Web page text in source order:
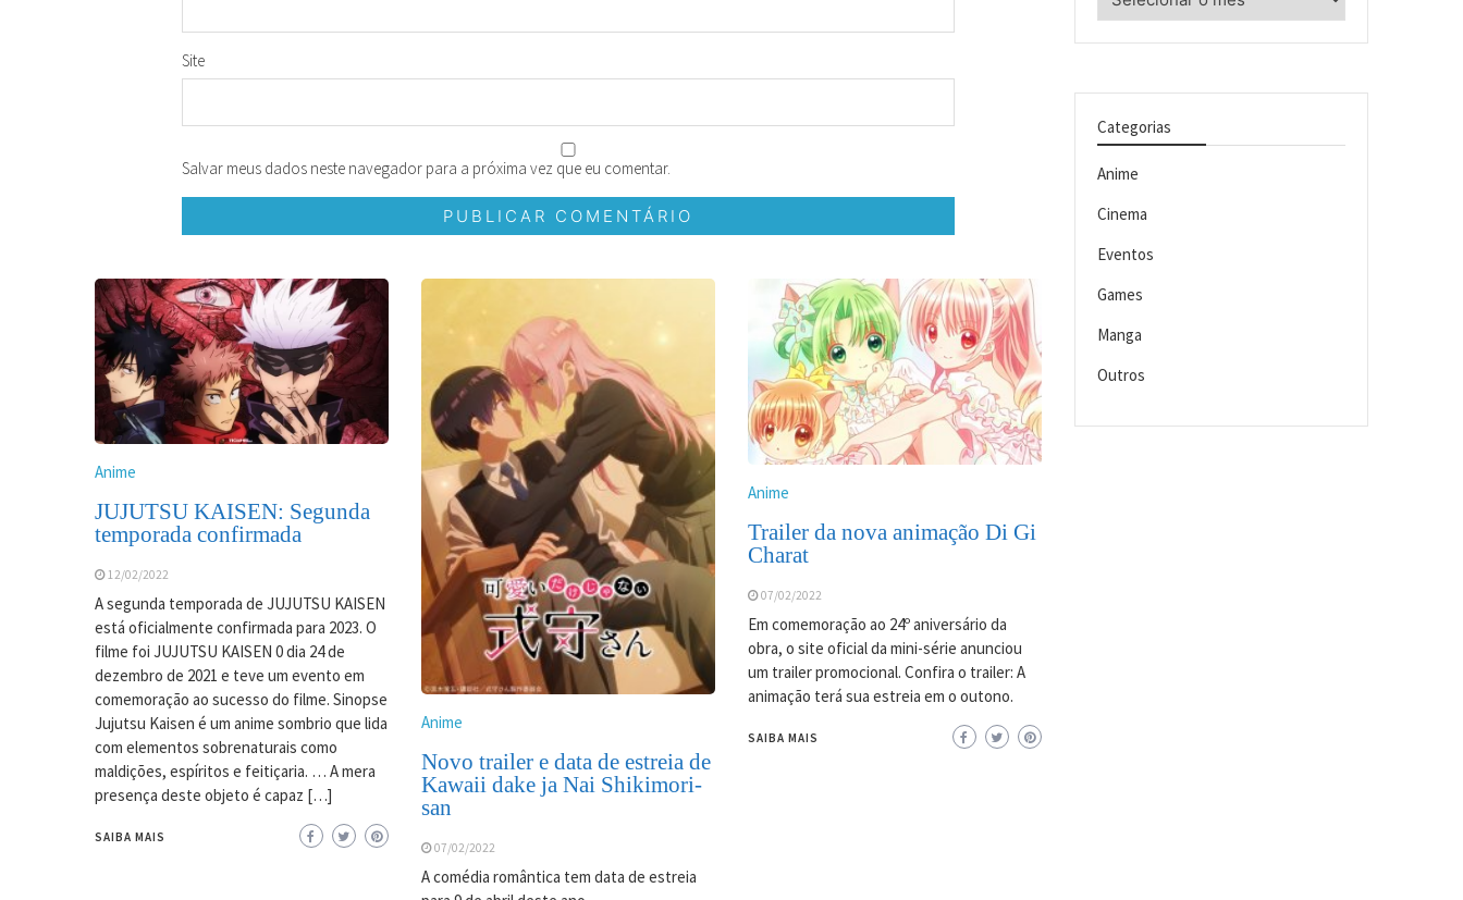
Site
Salvar meus dados neste navegador para a próxima vez que eu comentar.
Anime
JUJUTSU KAISEN: Segunda
temporada confirmada
12/02/2022
A segunda temporada de JUJUTSU KAISEN
está oficialmente confirmada para 2023. O
filme foi JUJUTSU KAISEN 0 dia 24 de
dezembro de 2021 e teve um evento em
comemoração ao sucesso do filme. Sinopse
Jujutsu Kaisen é um anime sombrio que lida
com elementos sobrenaturais como
maldições, espíritos e feitiçaria. … A mera
presença deste objeto é capaz […]
SAIBA MAIS
Anime
Novo trailer e data de estreia de
Kawaii dake ja Nai Shikimori-
san
07/02/2022
A comédia romântica tem data de estreia
Anime
Trailer da nova animação Di Gi
Charat
07/02/2022
Em comemoração ao 24º aniversário da
obra, o site oficial da mini-série anunciou
um trailer promocional. Confira o trailer: A
animação terá sua estreia em o outono.
SAIBA MAIS
Categorias
Anime
Cinema
Eventos
Games
Manga
Outros